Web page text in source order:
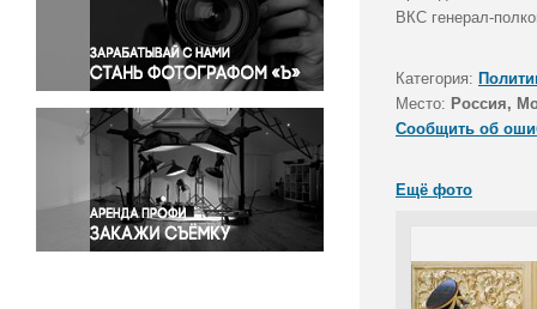
Правосудие
Происшествия и конфликты
Религия
Светская жизнь
Спорт
Экология
Экономика и бизнес
ВКС генерал-
Категория:
Место: Россия,
Сообщить об
Ещё фото